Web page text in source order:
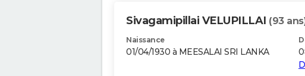
Sivagamipillai VELUPILLAI (93
Naissance
01/04/1930 à MEESALAI SRI LANKA